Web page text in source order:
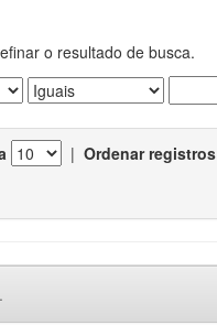
o resultado de busca.
| Ordenar